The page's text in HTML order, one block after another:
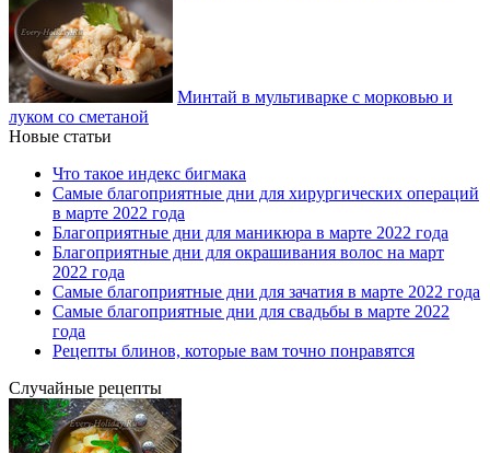
Минтай в мультиварке с морковью и
луком со сметаной
Новые статьи
Что такое индекс бигмака
Самые благоприятные дни для хирургических операций
в марте 2022 года
Благоприятные дни для маникюра в марте 2022 года
Благоприятные дни для окрашивания волос на март
2022 года
Самые благоприятные дни для зачатия в марте 2022 года
Самые благоприятные дни для свадьбы в марте 2022
года
Рецепты блинов, которые вам точно понравятся
Случайные рецепты